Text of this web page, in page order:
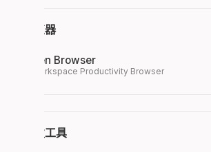
浏览器
Zen Browser
Workspace Productivity Browser
开发工具